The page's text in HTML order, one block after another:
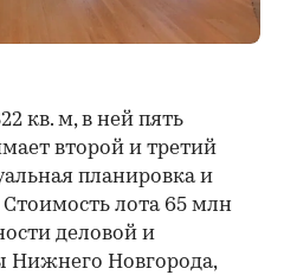
кв. м, в ней пять
второй и третий
планировка и
лота 65 млн
деловой и
Нижнего Новгорода,